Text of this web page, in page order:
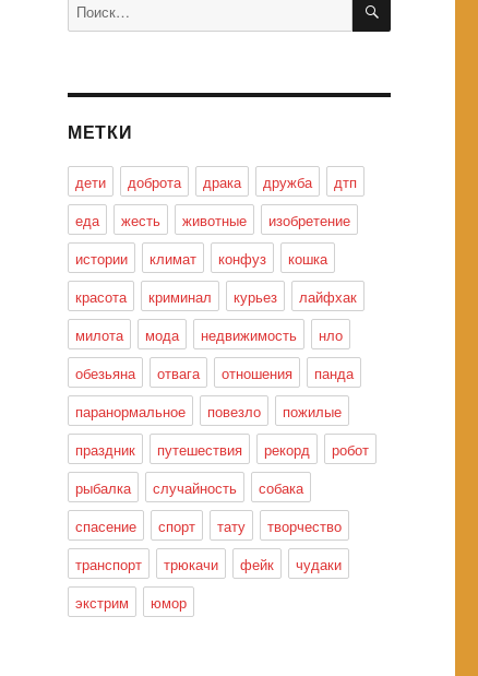
МЕТКИ
дети доброта драка дружба
дтп
еда
жесть животные
изобретение
истории
климат конфуз
кошка
красота
криминал курьез
лайфхак
милота
мода недвижимость
нло
обезьяна
отвага отношения
панда
паранормальное
повезло
пожилые
праздник
путешествия рекорд
робот
рыбалка
случайность
собака
спасение
спорт тату
творчество
транспорт
трюкачи фейк
чудаки
экстрим
юмор